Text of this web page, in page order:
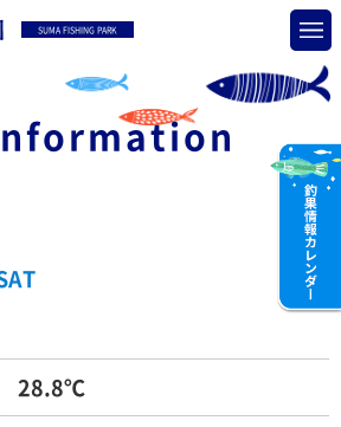
SUMA FISHING PARK
28.8℃